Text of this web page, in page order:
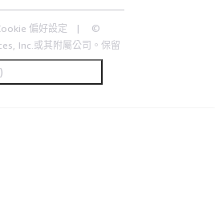
偏好設定
©
Inc.或其附屬公司。保留